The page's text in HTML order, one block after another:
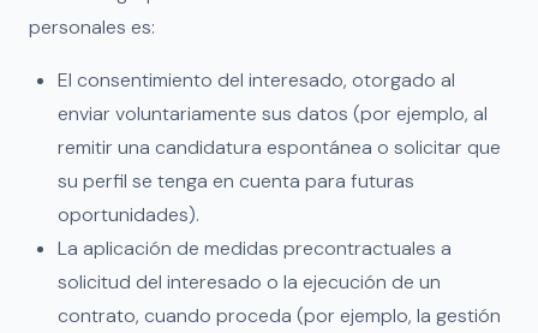
personales es:
El consentimiento del interesado, otorgado al
enviar voluntariamente sus datos (por ejemplo, al
remitir una candidatura espontánea o solicitar que
su perfil se tenga en cuenta para futuras
oportunidades).
La aplicación de medidas precontractuales a
solicitud del interesado o la ejecución de un
contrato, cuando proceda (por ejemplo, la gestión